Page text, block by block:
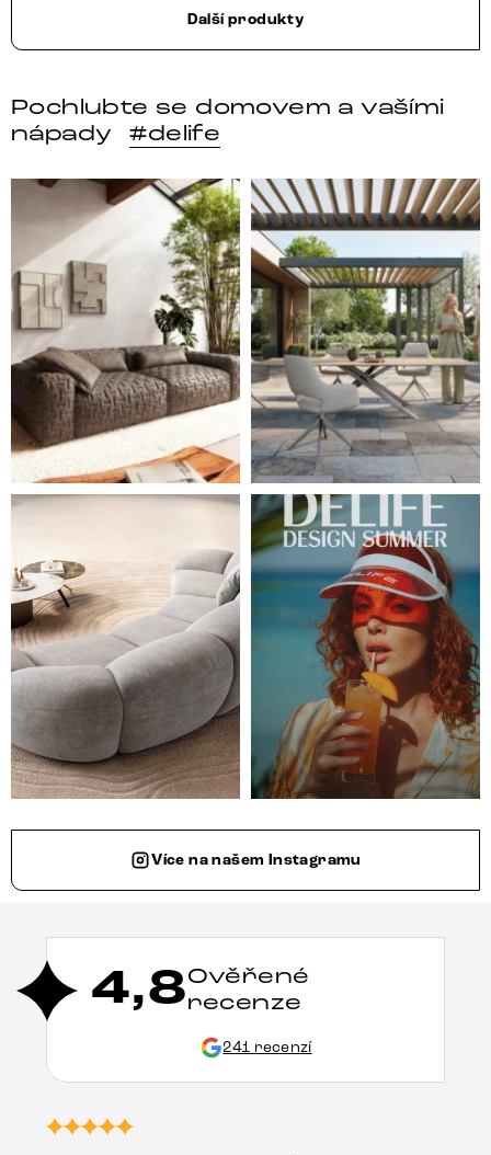
Další produkty
Pochlubte se domovem a vašími
nápady
#delife
Místo, kam se budeš těšit po každém dni. 🤎 Modulár
Styl, odolnost a společné
Ne každá pohovka je jen místem k sezení. Některé s
Léto je v plném proudu
Více na našem Instagramu
4,8Ověřené
recenze
241 recenzí